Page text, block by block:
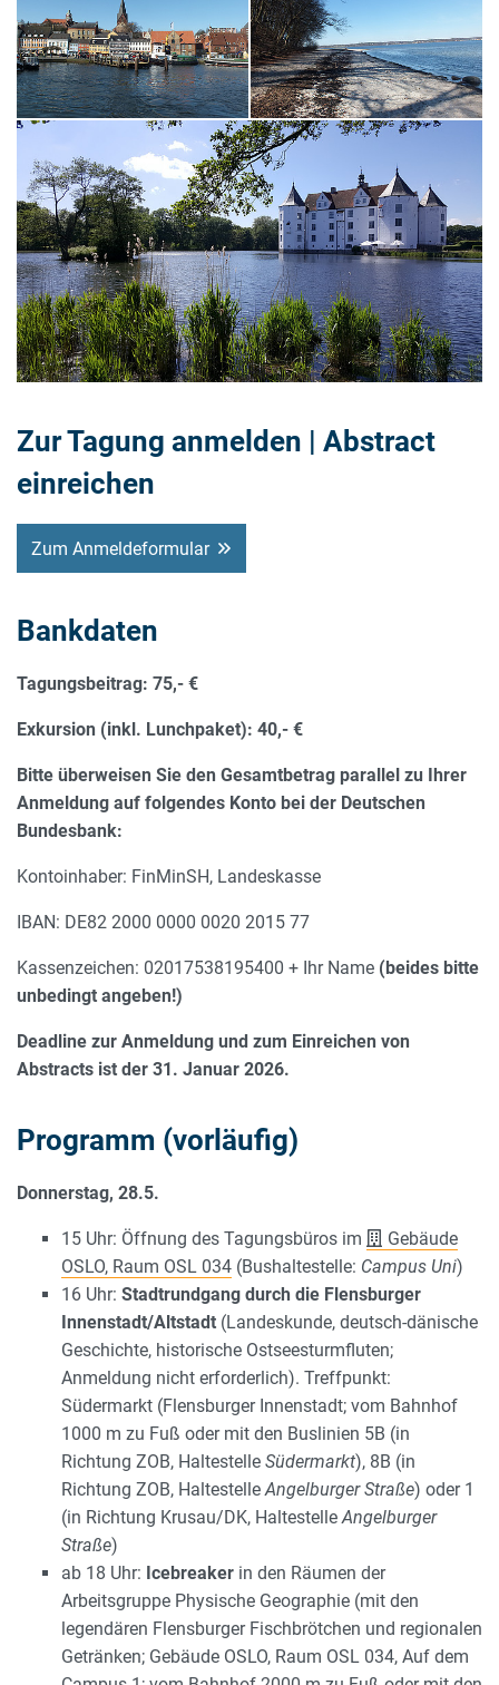
Zur Tagung anmelden | Abstract
einreichen
Zum Anmeldeformular
Bankdaten
Tagungsbeitrag: 75,- €
Exkursion (inkl. Lunchpaket): 40,- €
Bitte überweisen Sie den Gesamtbetrag parallel zu Ihrer
Anmeldung auf folgendes Konto bei der Deutschen
Bundesbank:
Kontoinhaber: FinMinSH, Landeskasse
IBAN: DE82 2000 0000 0020 2015 77
Kassenzeichen: 02017538195400 + Ihr Name (beides bitte
unbedingt angeben!)
Deadline zur Anmeldung und zum Einreichen von
Abstracts ist der 31. Januar 2026.
Programm (vorläufig)
Donnerstag, 28.5.
15 Uhr: Öffnung des Tagungsbüros im
Gebäude
OSLO, Raum OSL 034 (Bushaltestelle: Campus Uni)
16 Uhr: Stadtrundgang durch die Flensburger
Innenstadt/Altstadt (Landeskunde, deutsch-dänische
Geschichte, historische Ostseesturmfluten;
Anmeldung nicht erforderlich). Treffpunkt:
Südermarkt (Flensburger Innenstadt; vom Bahnhof
1000 m zu Fuß oder mit den Buslinien 5B (in
Richtung ZOB, Haltestelle Südermarkt), 8B (in
Richtung ZOB, HaltestelleAngelburger Straße) oder 1
(in Richtung Krusau/DK, HaltestelleAngelburger
Straße)
ab 18 Uhr: Icebreaker in den Räumen der
Arbeitsgruppe Physische Geographie (mit den
legendären Flensburger Fischbrötchen und regionalen
Getränken; Gebäude OSLO, Raum OSL 034, Auf dem